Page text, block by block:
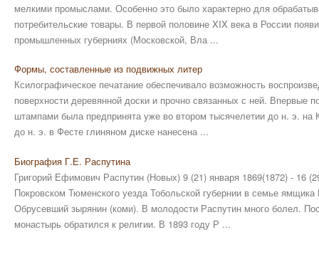
мелкими промыслами. Особенно это было характерно для
потребительские товары. В первой половине XIX века в России
промышленных губерниях (Московской, Вла ...
Формы, составленные из подвижных литер
Ксилографическое печатание обеспечивало возможность
поверхности деревянной доски и прочно связанных с ней. Впервые
штампами была предпринята уже во втором тысячелетии до н. э. на
до н. э. в Фесте глиняном диске нанесена ...
Биография Г.Е. Распутина
Григорий Ефимович Распутин (Новых) 9 (21) января 1869(1872) - 16
Покровском Тюменского уезда Тобольской губернии в семье
Обрусевший зырянин (коми). В молодости Распутин много болел.
монастырь обратился к религии. В 1893 году Р ...